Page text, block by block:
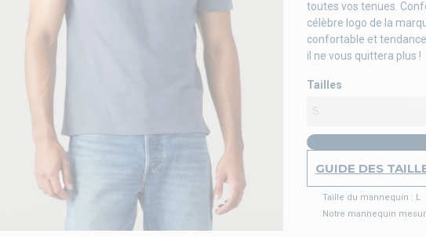
toutes vos tenues.
célèbre logo de la
confortable et
il ne vous quittera plus !
Tailles
GUIDE DES
Taille du mannequin : L
Notre mannequin